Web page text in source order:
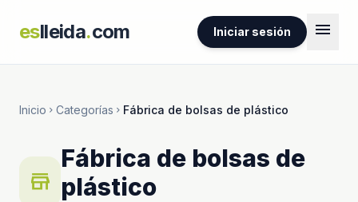
eslleida.com Iniciar sesión menu
Inicio chevron_right Categorías chevron_right Fábrica de bolsas de plástico
store
Fábrica de bolsas de
plástico